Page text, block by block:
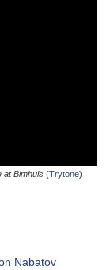
at Bimhuis (Trytone)
Nabatov